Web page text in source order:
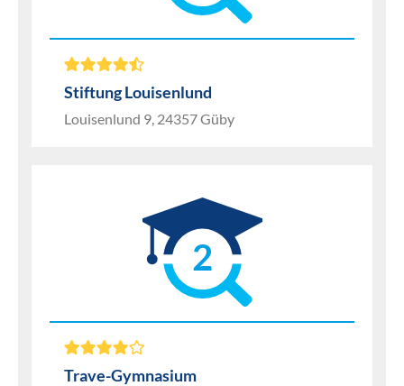
Stiftung Louisenlund
Louisenlund 9, 24357 Güby
2
Trave-Gymnasium